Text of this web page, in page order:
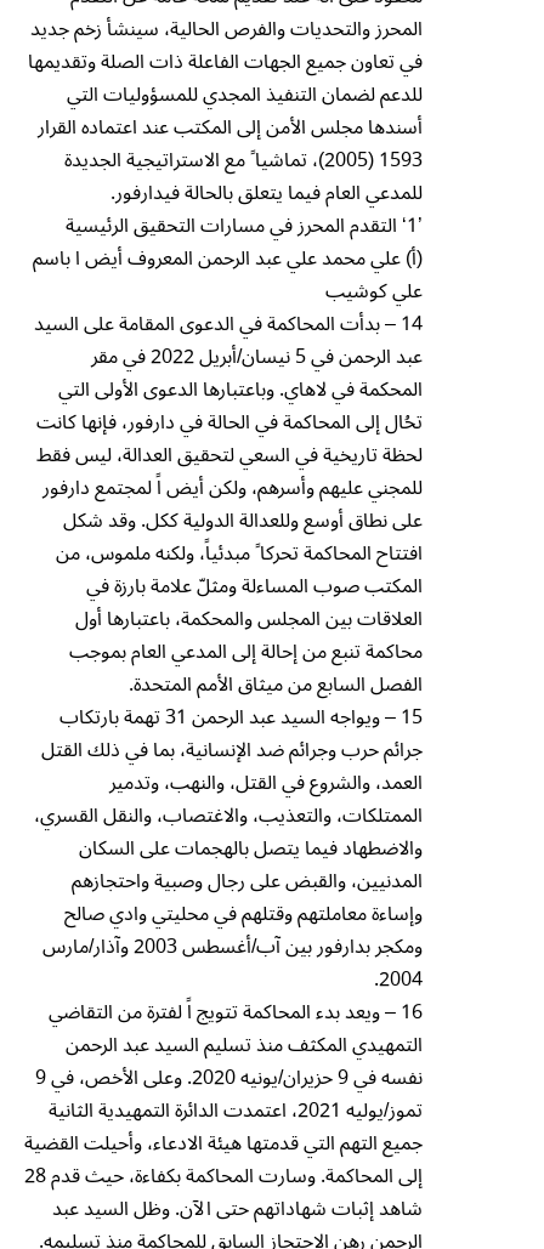
المحرز والتحديات والفرص الحالية، سينشأ زخم جديد
في تعاون جميع الجهات الفاعلة ذات الصلة وتقديمها
للدعم لضمان التنفيذ المجدي للمسؤوليات التي
أسندها مجلس الأمن إلى المكتب عند اعتماده القرار
1593 (2005)، تماشيا ً مع الاستراتيجية الجديدة
للمدعي العام فيما يتعلق بالحالة فيدارفور.
’1‘ التقدم المحرز في مسارات التحقيق الرئيسية
(أ) علي محمد علي عبد الرحمن المعروف أيض ا باسم
علي كوشيب
14 – بدأت المحاكمة في الدعوى المقامة على السيد
عبد الرحمن في 5 نيسان/أبريل 2022 في مقر
المحكمة في لاهاي. وباعتبارها الدعوى الأولى التي
تحُال إلى المحاكمة في الحالة في دارفور، فإنها كانت
لحظة تاريخية في السعي لتحقيق العدالة، ليس فقط
للمجني عليهم وأسرهم، ولكن أيض اً لمجتمع دارفور
على نطاق أوسع وللعدالة الدولية ككل. وقد شكل
افتتاح المحاكمة تحركا ً مبدئياً، ولكنه ملموس، من
المكتب صوب المساءلة ومثلّ علامة بارزة في
العلاقات بين المجلس والمحكمة، باعتبارها أول
محاكمة تنبع من إحالة إلى المدعي العام بموجب
الفصل السابع من ميثاق الأمم المتحدة.
15 – ويواجه السيد عبد الرحمن 31 تهمة بارتكاب
جرائم حرب وجرائم ضد الإنسانية، بما في ذلك القتل
العمد، والشروع في القتل، والنهب، وتدمير
الممتلكات، والتعذيب، والاغتصاب، والنقل القسري،
والاضطهاد فيما يتصل بالهجمات على السكان
المدنيين، والقبض على رجال وصبية واحتجازهم
وإساءة معاملتهم وقتلهم في محليتي وادي صالح
ومكجر بدارفور بين آب/أغسطس 2003 وآذار/مارس
2004.
16 – ويعد بدء المحاكمة تتويج اً لفترة من التقاضي
التمهيدي المكثف منذ تسليم السيد عبد الرحمن
نفسه في 9 حزيران/يونيه 2020. وعلى الأخص، في 9
تموز/يوليه 2021، اعتمدت الدائرة التمهيدية الثانية
جميع التهم التي قدمتها هيئة الادعاء، وأحيلت القضية
إلى المحاكمة. وسارت المحاكمة بكفاءة، حيث قدم 28
شاهد إثبات شهاداتهم حتى الآن. وظل السيد عبد